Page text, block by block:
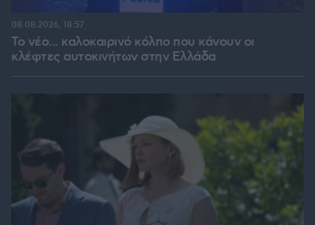
Το νέο... καλοκαιρινό κόλπο που κάνουν οι
κλέφτες αυτοκινήτων στην Ελλάδα
08.08.2026, 18:57